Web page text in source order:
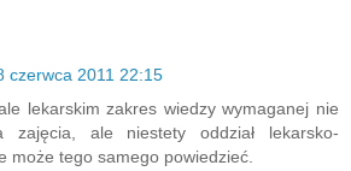
czerwca 2011 22:15
lekarskim zakres wiedzy wymaganej nie
zajęcia, ale niestety oddział lekarsko-
może tego samego powiedzieć.